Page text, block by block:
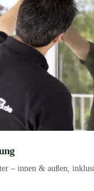
– innen & außen,